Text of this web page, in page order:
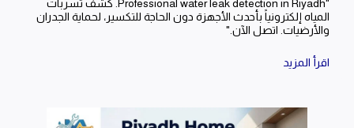
"Professional water leak detection in Riyadh. كشف تسربات
المياه إلكترونياً بأحدث الأجهزة دون الحاجة للتكسير، لحماية الجدران
والأرضيات. اتصل الآن."
اقرأ المزيد